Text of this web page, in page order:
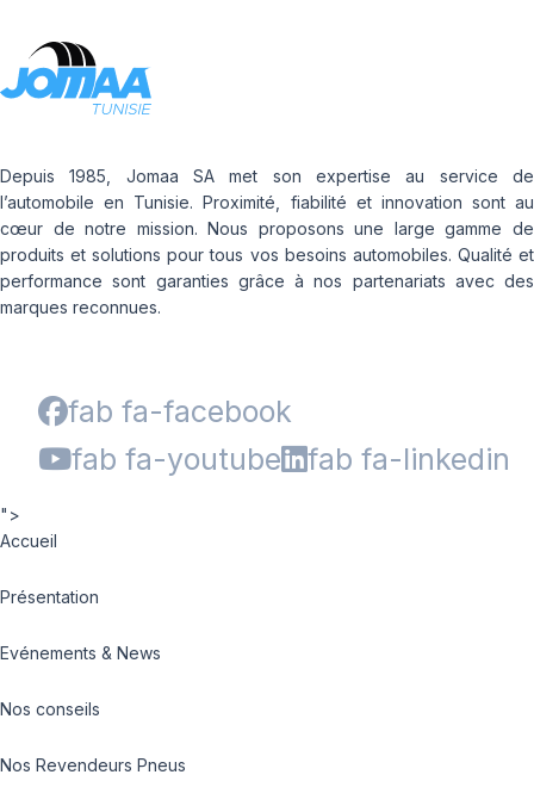
Depuis 1985, Jomaa SA met son expertise au service de
l’automobile en Tunisie. Proximité, fiabilité et innovation sont au
cœur de notre mission. Nous proposons une large gamme de
produits et solutions pour tous vos besoins automobiles. Qualité et
performance sont garanties grâce à nos partenariats avec des
marques reconnues.
fab fa-facebook
fab fa-youtube
fab fa-linkedin
">
Accueil
Présentation
Evénements & News
Nos conseils
Nos Revendeurs Pneus